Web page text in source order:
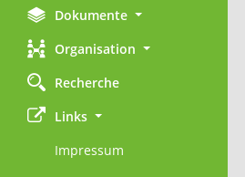
Dokumente
Organisation
Recherche
Links
Impressum